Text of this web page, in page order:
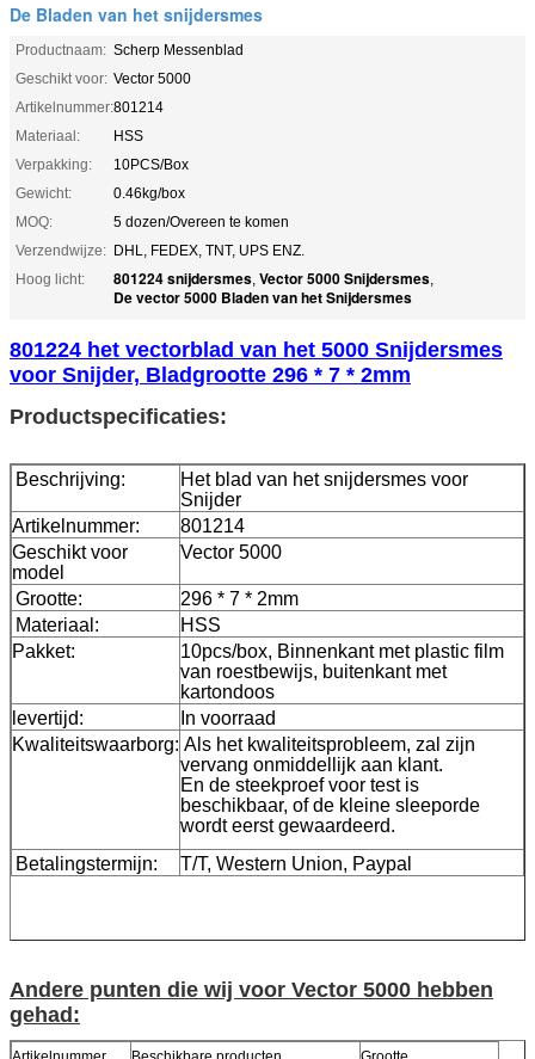
De Bladen van het snijdersmes
Productnaam: Scherp Messenblad
Geschikt voor: Vector 5000
Artikelnummer:801214
Materiaal:
HSS
Verpakking:
10PCS/Box
Gewicht:
0.46kg/box
MOQ:
5 dozen/Overeen te komen
Verzendwijze: DHL, FEDEX, TNT, UPS ENZ.
Hoog licht:
801224 snijdersmes, Vector 5000 Snijdersmes,
De vector 5000 Bladen van het Snijdersmes
801224 het vectorblad van het 5000 Snijdersmes
voor Snijder, Bladgrootte 296 * 7 * 2mm
Productspecificaties:
Beschrijving:
Het blad van het snijdersmes voor
Snijder
Artikelnummer:
801214
Geschikt voor
model
Vector 5000
Grootte:
296 * 7 * 2mm
Materiaal:
HSS
Pakket:
10pcs/box, Binnenkant met plastic film
van roestbewijs, buitenkant met
kartondoos
levertijd:
In voorraad
Kwaliteitswaarborg: Als het kwaliteitsprobleem, zal zijn
vervang onmiddellijk aan klant.
En de steekproef voor test is
beschikbaar, of de kleine sleeporde
wordt eerst gewaardeerd.
Betalingstermijn:
T/T, Western Union, Paypal
Andere punten die wij voor Vector 5000 hebben
gehad: